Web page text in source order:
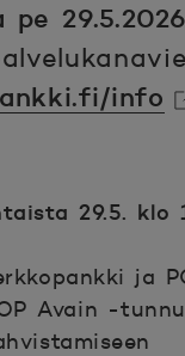
pe
info
29.5. klo
ja
Avain -